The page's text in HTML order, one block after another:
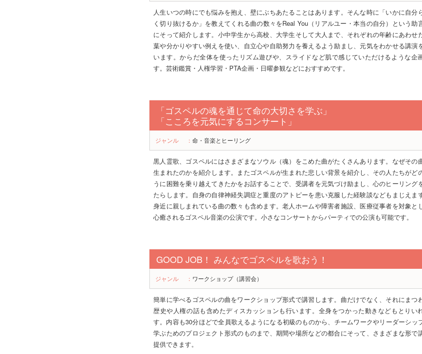
人生いつの時にでも悩みを抱え、壁にぶちあたることはあります。そんな時に「いかに自分
く切り抜けるか」を教えてくれる曲の数々をReal You（リアルユー・本当の自分）という助
にそって紹介します。小中学生から高校、大学生そして大人まで、それぞれの年齢にあわせ
葉や分かりやすい例えを使い、自立心や自助努力を養えるよう励まし、元気をわかせる講演
います。からだ全体を使ったリズム遊びや、スライドなど肌で感じていただけるような企
す。芸術鑑賞・人権学習・PTA企画・日曜参観などにおすすめです。
「ゴスペルの魂を通じて命の大切さを学ぶ」
「こころを元気にするコンサート」
ジャンル ： 命・音楽とヒーリング
黒人霊歌、ゴスペルにはさまざまなソウル（魂）をこめた曲がたくさんあります。なぜその
生まれたのかを紹介します。またゴスペルが生まれた悲しい背景を紹介し、その人たちがど
うに困難を乗り越えてきたかをお話することで、受講者を元気づけ励まし、心のヒーリング
たらします。自身の自律神経失調症と重度のアトピーを患い克服した経験談などもまじえます
身近に親しまれている曲の数々も含めます。老人ホームや障害者施設、医療従事者を対象と
心癒されるゴスペル音楽の公演です。小さなコンサートからパーティでの公演も可能です。
GOOD JOB！ みんなでゴスペルを歌おう！
ジャンル ： ワークショップ（講習会）
簡単に学べるゴスペルの曲をワークショップ形式で講習します。曲だけでなく、それにまつ
歴史や人権の話も含めたディスカッションも行います。全身をつかった動きなどもとりい
す。内容も30分ほどで全員歌えるようになる初級のものから、チームワークやリーダーシッ
学ぶためのプロジェクト形式のものまで、期間や場所などの都合にそって、さまざまな形で
提供できます。